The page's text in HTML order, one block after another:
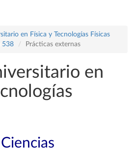
en Física y Tecnologías Físicas
538
Prácticas externas
en